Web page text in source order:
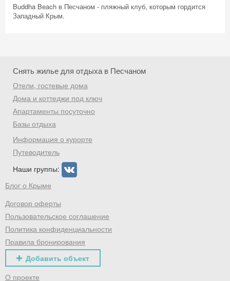
Buddha Beach в Песчаном - пляжный клуб, которым гордится
Западный Крым.
Снять жилье для отдыха в Песчаном
Отели, гостевые дома
Дома и коттеджи под ключ
Апартаменты посуточно
Базы отдыха
Информация о курорте
Путеводитель
Наши группы:
Блог о Крыме
Договор оферты
Пользовательское соглашение
Политика конфиденциальности
Правила бронирования
Добавить объект
О проекте
Скидка −5%
Хочешь дешевле? Оставь почту и получи
промокод на первое бронирование!
Получить промокод